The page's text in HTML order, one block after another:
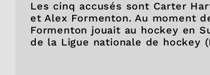
Les cinq accusés sont Carter
et Alex Formenton. Au moment
Formenton jouait au hockey en
de la Ligue nationale de hockey